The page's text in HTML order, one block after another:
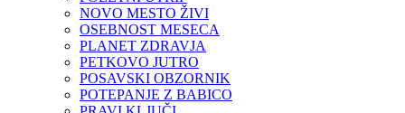
NOVO MESTO ŽIVI
OSEBNOST MESECA
PLANET ZDRAVJA
PETKOVO JUTRO
POSAVSKI OBZORNIK
POTEPANJE Z BABICO